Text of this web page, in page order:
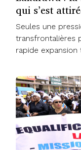
qui s’est
Seules une
transfrontalières
rapide expansion